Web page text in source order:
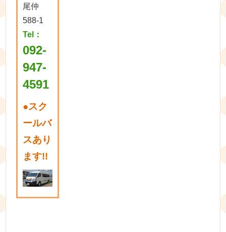
尾仲
588-1
Tel：
092-
947-
4591
●スク
ールバ
スあり
ます!!